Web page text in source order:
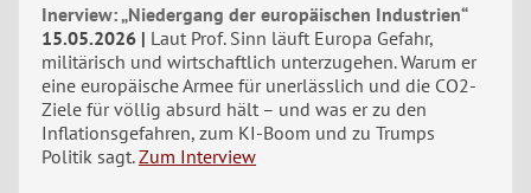
Inerview: „Niedergang der europäischen Industrien“
15.05.2026
Laut Prof. Sinn läuft Europa Gefahr,
militärisch und wirtschaftlich unterzugehen. Warum er
eine europäische Armee für unerlässlich und die CO2-
Ziele für völlig absurd hält – und was er zu den
Inflationsgefahren, zum KI-Boom und zu Trumps
Politik sagt. Zum Interview